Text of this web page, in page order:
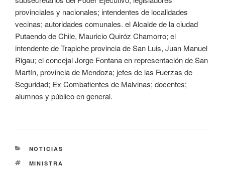
provinciales y nacionales; intendentes de localidades
vecinas; autoridades comunales. el Alcalde de la ciudad
Putaendo de Chile, Mauricio Quiróz Chamorro; el
intendente de Trapiche provincia de San Luis, Juan Manuel
Rigau; el concejal Jorge Fontana en representación de San
Martín, provincia de Mendoza; jefes de las Fuerzas de
Seguridad; Ex Combatientes de Malvinas; docentes;
alumnos y público en general.
NOTICIAS
MINISTRA